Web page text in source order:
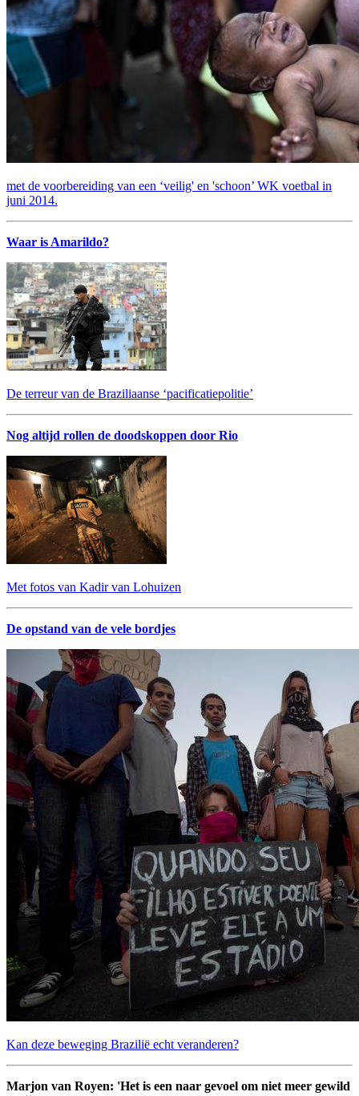
met de voorbereiding van een ‘veilig' en 'schoon’ WK voetbal in
juni 2014.
Waar is Amarildo?
De terreur van de Braziliaanse ‘pacificatiepolitie’
Nog altijd rollen de doodskoppen door Rio
Met fotos van Kadir van Lohuizen
De opstand van de vele bordjes
Kan deze beweging Brazilië echt veranderen?
Marjon van Royen: 'Het is een naar gevoel om niet meer gewild